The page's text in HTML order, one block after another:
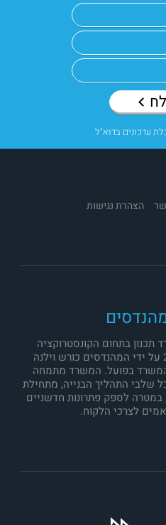
עדכונים בדוא"ל
הצהרת נגישות
בתחום הקונסטרוקציה
וההנדסה שנוסד בשנת 2003 על ידי המהנדסים כורש וילנה
בפועל. המשרד מתמחה
שלבי התהליך הבנייה, מתחילת
במטרה לספק פתרונות חדשניים
לצרכי הלקוח.